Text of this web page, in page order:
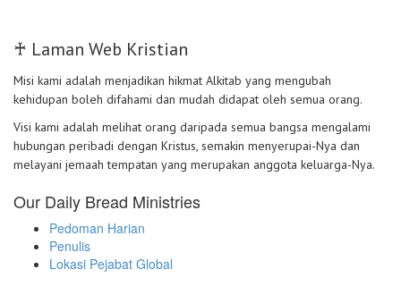
♰ Laman Web Kristian
Misi kami adalah menjadikan hikmat Alkitab yang mengubah
kehidupan boleh difahami dan mudah didapat oleh semua orang.
Visi kami adalah melihat orang daripada semua bangsa mengalami
hubungan peribadi dengan Kristus, semakin menyerupai-Nya dan
melayani jemaah tempatan yang merupakan anggota keluarga-Nya.
Our Daily Bread Ministries
Pedoman Harian
Penulis
Lokasi Pejabat Global